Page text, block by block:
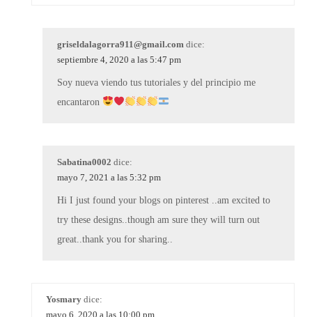
griseldalagorra911@gmail.com dice:
septiembre 4, 2020 a las 5:47 pm
Soy nueva viendo tus tutoriales y del principio me
encantaron
Sabatina0002 dice:
mayo 7, 2021 a las 5:32 pm
Hi I just found your blogs on pinterest ..am excited to
try these designs..though am sure they will turn out
great..thank you for sharing..
Yosmary dice:
mayo 6, 2020 a las 10:00 pm